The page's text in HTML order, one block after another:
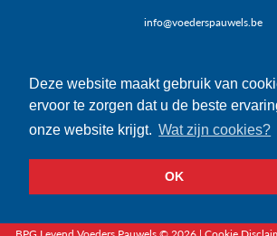
Deze website maakt gebruik van
ervoor te zorgen dat u de beste
onze website krijgt. Wat zijn cookies?
OK
info@voederspauwels.be
DANIS: € 1,06
Biggen Danis: € 20
Bekijk het overzicht>